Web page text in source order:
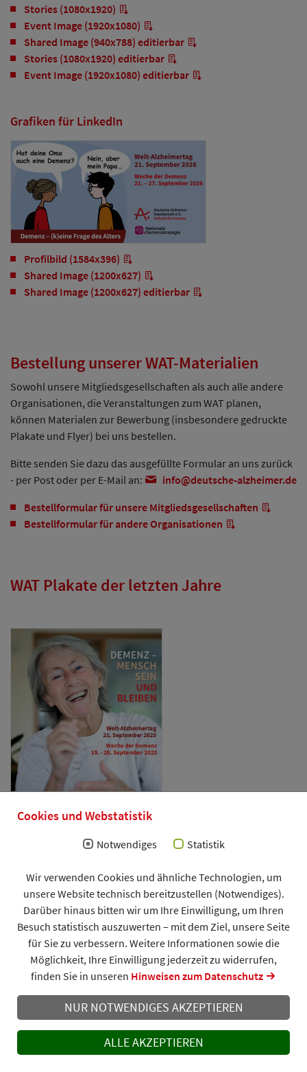
Cookies und Webstatistik
Notwendiges Statistik
Wir verwenden Cookies und ähnliche Technologien, um
unsere Website technisch bereitzustellen (Notwendiges).
Darüber hinaus bitten wir um Ihre Einwilligung, um Ihren
Besuch statistisch auszuwerten – mit dem Ziel, unsere Seite
für Sie zu verbessern. Weitere Informationen sowie die
Möglichkeit, Ihre Einwilligung jederzeit zu widerrufen,
finden Sie in unseren Hinweisen zum Datenschutz
NUR NOTWENDIGES AKZEPTIEREN
ALLE AKZEPTIEREN
Stories (1080x1920)
Event Image (1920x1080)
Shared Image (940x788) editierbar
Stories (1080x1920) editierbar
Event Image (1920x1080) editierbar
Grafiken für LinkedIn
Profilbild (1584x396)
Shared Image (1200x627)
Shared Image (1200x627) editierbar
Bestellung unserer WAT-Materialien
Sowohl unsere Mitgliedsgesellschaften als auch alle andere
Organisationen, die Veranstaltungen zum WAT planen,
können Materialen zur Bewerbung (insbesondere gedruckte
Plakate und Flyer) bei uns bestellen.
Bitte senden Sie dazu das ausgefüllte Formular an uns zurück
- per Post oder per E-Mail an:
info deutsche-alzheimer de
Bestellformular für unsere Mitgliedsgesellschaften
Bestellformular für andere Organisationen
WAT Plakate der letzten Jahre